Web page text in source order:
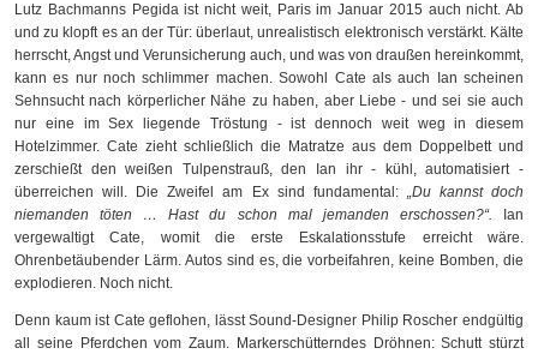
Lutz Bachmanns Pegida ist nicht weit, Paris im Januar 2015 auch nicht. Ab
und zu klopft es an der Tür: überlaut, unrealistisch elektronisch verstärkt. Kälte
herrscht, Angst und Verunsicherung auch, und was von draußen hereinkommt,
kann es nur noch schlimmer machen. Sowohl Cate als auch Ian scheinen
Sehnsucht nach körperlicher Nähe zu haben, aber Liebe - und sei sie auch
nur eine im Sex liegende Tröstung - ist dennoch weit weg in diesem
Hotelzimmer. Cate zieht schließlich die Matratze aus dem Doppelbett und
zerschießt den weißen Tulpenstrauß, den Ian ihr - kühl, automatisiert -
überreichen will. Die Zweifel am Ex sind fundamental: „Du kannst doch
niemanden töten … Hast du schon mal jemanden erschossen?“. Ian
vergewaltigt Cate, womit die erste Eskalationsstufe erreicht wäre.
Ohrenbetäubender Lärm. Autos sind es, die vorbeifahren, keine Bomben, die
explodieren. Noch nicht.
Denn kaum ist Cate geflohen, lässt Sound-Designer Philip Roscher endgültig
all seine Pferdchen vom Zaum. Markerschütterndes Dröhnen: Schutt stürzt